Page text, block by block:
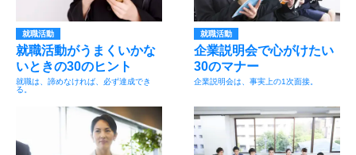
就職活動
就職活動がうまくいかな
いときの30のヒント
就職は、諦めなければ、必ず達成でき
る。
就職活動
企業説明会で心がけたい
30のマナー
企業説明会は、事実上の1次面接。